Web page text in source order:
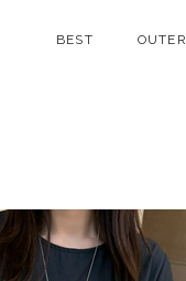
BEST OUTER